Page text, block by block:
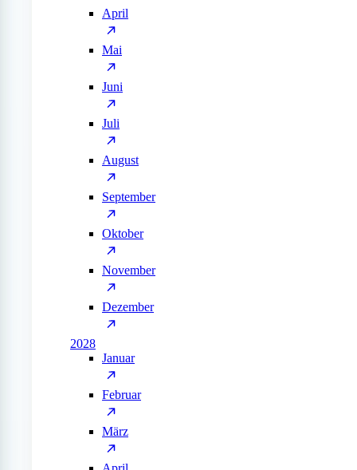
April
Mai
Juni
Juli
August
September
Oktober
November
Dezember
2028
Januar
Februar
März